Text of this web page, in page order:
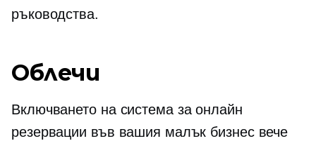
ръководства.
Облечи
Включването на система за онлайн
резервации във вашия малък бизнес вече